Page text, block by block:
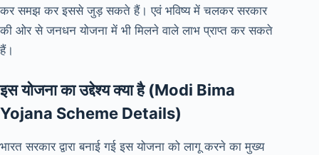
कर समझ कर इससे जुड़ सकते हैं। एवं भविष्य में चलकर सरकार
की ओर से जनधन योजना में भी मिलने वाले लाभ प्राप्त कर सकते
हैं।
इस योजना का उद्देश्य क्या है (Modi Bima
Yojana Scheme Details)
भारत सरकार द्वारा बनाई गई इस योजना को लागू करने का मुख्य